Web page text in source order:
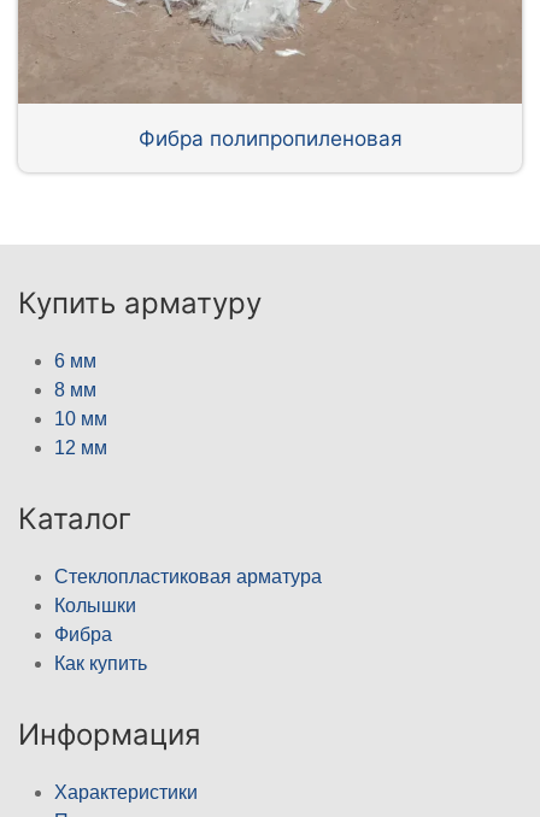
Фибра полипропиленовая
Купить арматуру
6 мм
8 мм
10 мм
12 мм
Каталог
Стеклопластиковая арматура
Колышки
Фибра
Как купить
Информация
Характеристики